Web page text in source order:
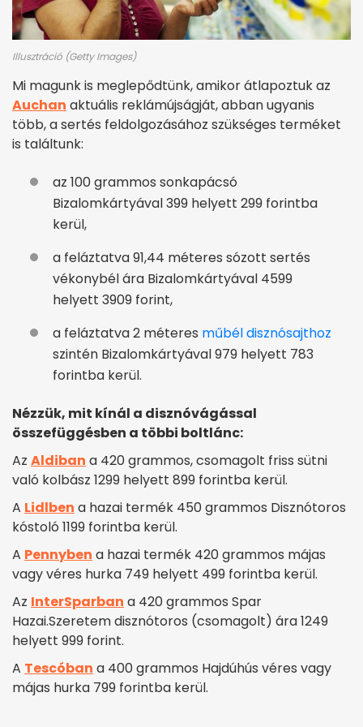
Illusztráció (Getty Images)
Mi magunk is meglepődtünk, amikor átlapoztuk az
Auchan aktuális reklámújságját, abban ugyanis
több, a sertés feldolgozásához szükséges terméket
is találtunk:
az 100 grammos sonkapácsó
Bizalomkártyával 399 helyett 299 forintba
kerül,
a feláztatva 91,44 méteres sózott sertés
vékonybél ára Bizalomkártyával 4599
helyett 3909 forint,
a feláztatva 2 méteres műbél disznósajthoz
szintén Bizalomkártyával 979 helyett 783
forintba kerül.
Nézzük, mit kínál a disznóvágással
összefüggésben a többi boltlánc:
Az Aldiban a 420 grammos, csomagolt friss sütni
való kolbász 1299 helyett 899 forintba kerül.
A Lidlben a hazai termék 450 grammos Disznótoros
kóstoló 1199 forintba kerül.
A Pennyben a hazai termék 420 grammos májas
vagy véres hurka 749 helyett 499 forintba kerül.
Az InterSparban a 420 grammos Spar
Hazai.Szeretem disznótoros (csomagolt) ára 1249
helyett 999 forint.
A Tescóban a 400 grammos Hajdúhús véres vagy
májas hurka 799 forintba kerül.